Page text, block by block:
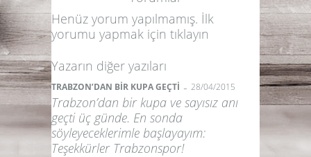
Henüz yorum yapılmamış. İlk
yorumu yapmak için tıklayın
Yazarın diğer yazıları
TRABZON’DAN BİR KUPA GEÇTİ - 28/04/2015
Trabzon’dan bir kupa ve sayısız anı
geçti üç günde. En sonda
söyleyeceklerimle başlayayım:
Teşekkürler Trabzonspor!